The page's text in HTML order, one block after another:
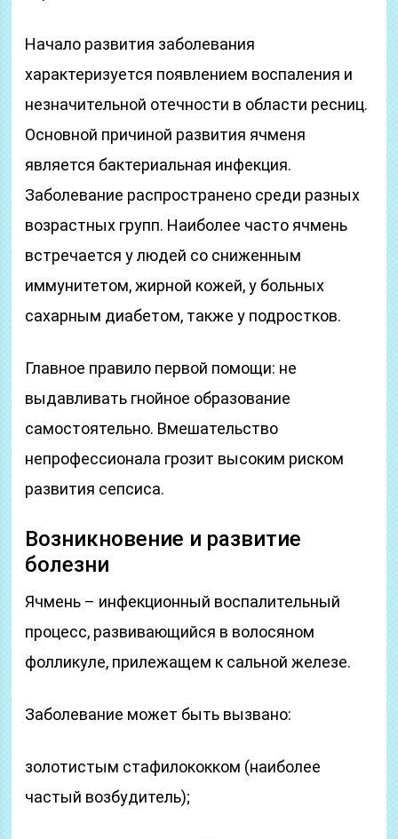
Начало развития заболевания
характеризуется появлением воспаления и
незначительной отечности в области ресниц.
Основной причиной развития ячменя
является бактериальная инфекция.
Заболевание распространено среди разных
возрастных групп. Наиболее часто ячмень
встречается у людей со сниженным
иммунитетом, жирной кожей, у больных
сахарным диабетом, также у подростков.
Главное правило первой помощи: не
выдавливать гнойное образование
самостоятельно. Вмешательство
непрофессионала грозит высоким риском
развития сепсиса.
Возникновение и развитие
болезни
Ячмень – инфекционный воспалительный
процесс, развивающийся в волосяном
фолликуле, прилежащем к сальной железе.
Заболевание может быть вызвано:
золотистым стафилококком (наиболее
частый возбудитель);